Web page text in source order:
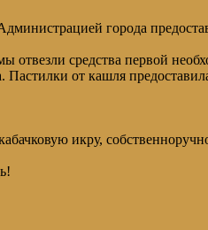
города
средства первой
от кашля
икру,